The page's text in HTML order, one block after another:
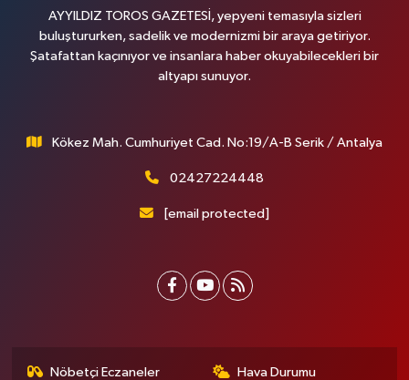
AYYILDIZ TOROS GAZETESİ, yepyeni temasıyla sizleri
buluştururken, sadelik ve modernizmi bir araya getiriyor.
Şatafattan kaçınıyor ve insanlara haber okuyabilecekleri bir
altyapı sunuyor.
Kökez Mah. Cumhuriyet Cad. No:19/A-B Serik / Antalya
02427224448
[email protected]
Nöbetçi Eczaneler Hava Durumu